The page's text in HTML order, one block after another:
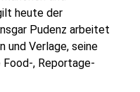
heute der
Pudenz arbeitet
und Verlage, seine
, Reportage-